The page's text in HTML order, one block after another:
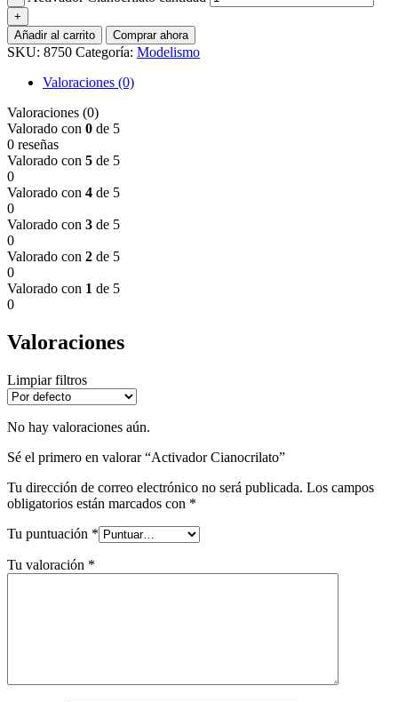
Añadir al carrito Comprar ahora
SKU: 8750 Categoría: Modelismo
Valoraciones (0)
Valoraciones (0)
Valorado con 0 de 5
0 reseñas
Valorado con 5 de 5
0
Valorado con 4 de 5
0
Valorado con 3 de 5
0
Valorado con 2 de 5
0
Valorado con 1 de 5
0
Valoraciones
Limpiar filtros
No hay valoraciones aún.
Sé el primero en valorar “Activador Cianocrilato”
Tu dirección de correo electrónico no será publicada. Los campos
obligatorios están marcados con *
Tu puntuación *
Tu valoración *